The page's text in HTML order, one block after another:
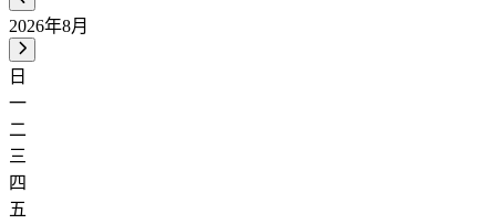
2026年8月
日
一
二
三
四
五